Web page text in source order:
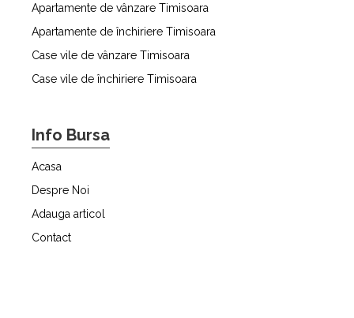
Apartamente de vânzare Timisoara
Apartamente de închiriere Timisoara
Case vile de vânzare Timisoara
Case vile de închiriere Timisoara
Info Bursa
Acasa
Despre Noi
Adauga articol
Contact